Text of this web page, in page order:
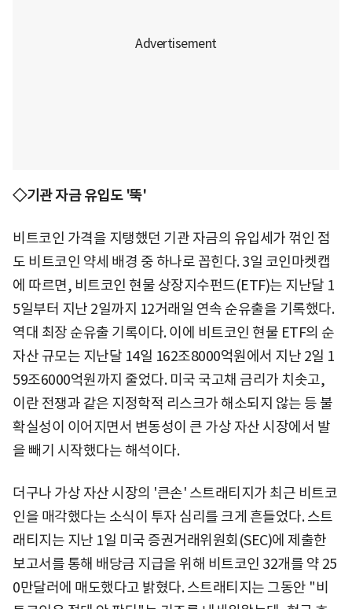
◇기관 자금 유입도 '뚝'
비트코인 가격을 지탱했던 기관 자금의 유입세가 꺾인 점
도 비트코인 약세 배경 중 하나로 꼽힌다. 3일 코인마켓캡
에 따르면, 비트코인 현물 상장지수펀드(ETF)는 지난달 1
5일부터 지난 2일까지 12거래일 연속 순유출을 기록했다.
역대 최장 순유출 기록이다. 이에 비트코인 현물 ETF의 순
자산 규모는 지난달 14일 162조8000억원에서 지난 2일 1
59조6000억원까지 줄었다. 미국 국고채 금리가 치솟고,
이란 전쟁과 같은 지정학적 리스크가 해소되지 않는 등 불
확실성이 이어지면서 변동성이 큰 가상 자산 시장에서 발
을 빼기 시작했다는 해석이다.
더구나 가상 자산 시장의 '큰손' 스트래티지가 최근 비트코
인을 매각했다는 소식이 투자 심리를 크게 흔들었다. 스트
래티지는 지난 1일 미국 증권거래위원회(SEC)에 제출한
보고서를 통해 배당금 지급을 위해 비트코인 32개를 약 25
0만달러에 매도했다고 밝혔다. 스트래티지는 그동안 "비